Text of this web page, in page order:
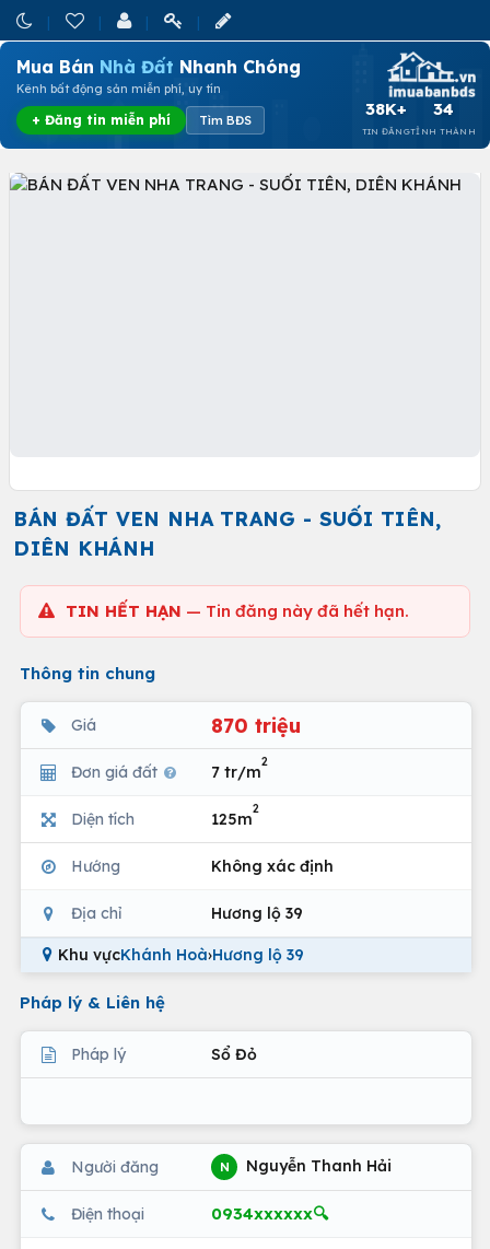
Mua Bán Nhà Đất Nhanh Chóng
Kênh bất động sản miễn phí, uy tín
+ Đăng tin miễn phí Tìm BĐS
38K+
TIN ĐĂNG
34
TỈNH THÀNH
BÁN ĐẤT VEN NHA TRANG - SUỐI TIÊN,
DIÊN KHÁNH
TIN HẾT HẠN — Tin đăng này đã hết hạn.
Thông tin chung
Giá 870 triệu
Đơn giá đất 7 tr/m
2
Diện tích 125m
2
Hướng Không xác định
Địa chỉ Hương lộ 39
Khu vựcKhánh Hoà›Hương lộ 39
Pháp lý & Liên hệ
Pháp lý Sổ Đỏ
Người đăng N Nguyễn Thanh Hải
Điện thoại 0934xxxxxx🔍